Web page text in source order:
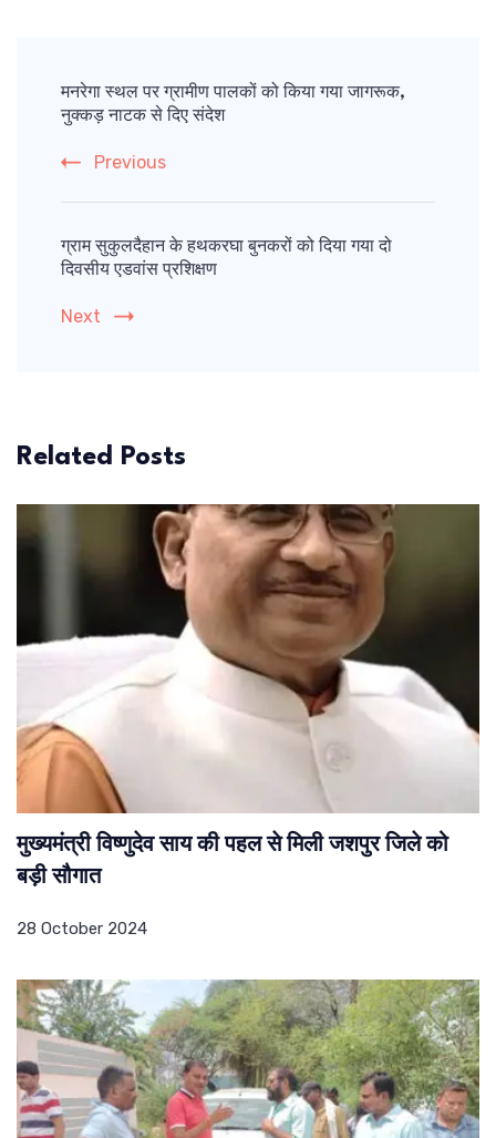
Navigation
मनरेगा स्थल पर ग्रामीण पालकों को किया गया जागरूक,
नुक्कड़ नाटक से दिए संदेश
Previous
ग्राम सुकुलदैहान के हथकरघा बुनकरों को दिया गया दो
दिवसीय एडवांस प्रशिक्षण
Next
Related Posts
मुख्यमंत्री विष्णुदेव साय की पहल से मिली जशपुर जिले को
बड़ी सौगात
28 October 2024